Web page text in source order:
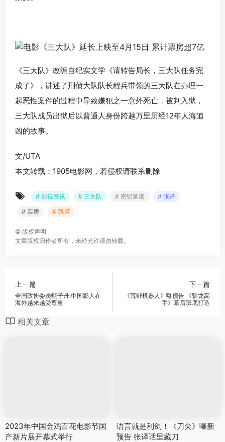
《三大队》改编自纪实文学《请转告局长，三大队任务完
成了》，讲述了刑侦大队队长程兵带领的三大队在办理一
起恶性案件的过程中导致嫌犯之一意外死亡，被判入狱，
三大队成员出狱后以普通人身份跨越万里历经12年人海追
凶的故事。
文/UTA
本文转载：1905电影网，若侵权请联系删除
# 影视资讯 # 三大队 # 密钥延期
# 张译
# 票房
# 魏晨
© 版权声明
文章版权归作者所有，未经允许请勿转载。
上一篇
全国政协委员甄子丹:中国影人在
海外越来越受尊重
下一篇
《荒野机器人》曝预告 《驯龙高
手》幕后班底打造
相关文章
2023年中国金鸡百花电影节国
产新片展开幕式举行
语言就是利剑！《刀尖》曝新
预告 张译话里藏刀